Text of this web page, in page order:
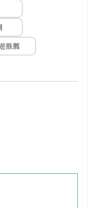
推薦